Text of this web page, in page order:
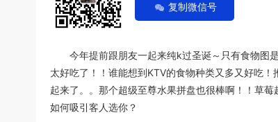
复制微信号
今年提前跟朋友一起来纯k过圣诞～只有食物图是
太好吃了！！谁能想到KTV的食物种类又多又好吃
起来了。。那个超级至尊水果拼盘也很棒啊！！草
如何吸引客人选你？